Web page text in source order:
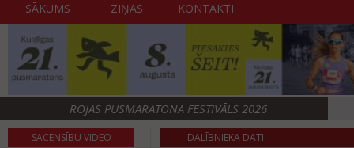
SĀKUMS ZIŅAS KONTAKTI
ROJAS PUSMARATONA FESTIVĀLS 2026
SACENSĪBU VIDEO DALĪBNIEKA DATI